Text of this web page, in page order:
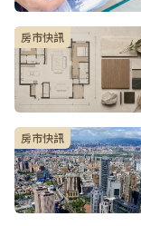
房市快訊
房市快訊